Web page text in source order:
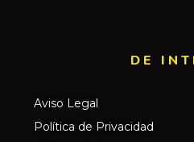
DE
Aviso Legal
Política de Privacidad